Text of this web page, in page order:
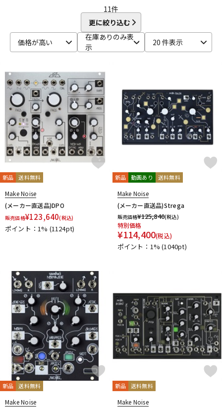
ドラム パーカッション
キーボード 電子ピアノ
アンプ エフェクター
DTM
DTM オンライン納品
配信/ライブ機器 楽器アクセサリ
中古 ヴィンテージ
11件
更に絞り込む
価格が高い
在庫ありのみ表
示
20 件表示
新品 送料無料
Make Noise
(メーカー直送品)DPO
販売価格¥123,640(税込)
ポイント：1% (1124pt)
新品 動画あり 送料無料
Make Noise
(メーカー直送品)Strega
販売価格¥125,840(税込)
特別価格
¥114,400(税込)
ポイント：1%(1040pt)
新品 送料無料
Make Noise
新品 送料無料
Make Noise